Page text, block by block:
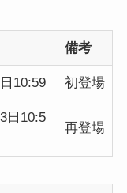
備考
10:59 初登場
日10:5
再登場